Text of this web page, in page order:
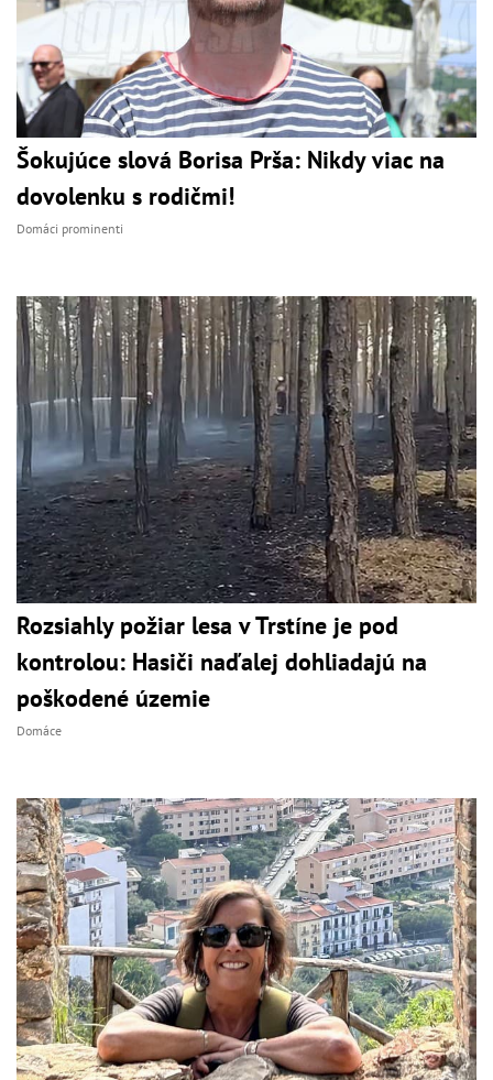
Šokujúce slová Borisa Prša: Nikdy viac na
dovolenku s rodičmi!
Domáci prominenti
Rozsiahly požiar lesa v Trstíne je pod
kontrolou: Hasiči naďalej dohliadajú na
poškodené územie
Domáce